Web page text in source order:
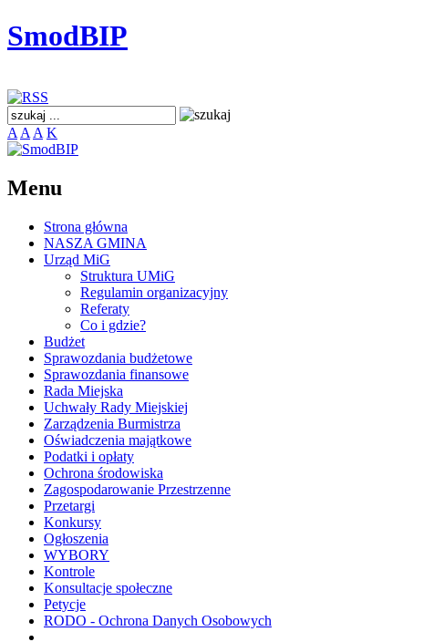
SmodBIP
A A A K
Menu
Strona główna
NASZA GMINA
Urząd MiG
Struktura UMiG
Regulamin organizacyjny
Referaty
Co i gdzie?
Budżet
Sprawozdania budżetowe
Sprawozdania finansowe
Rada Miejska
Uchwały Rady Miejskiej
Zarządzenia Burmistrza
Oświadczenia majątkowe
Podatki i opłaty
Ochrona środowiska
Zagospodarowanie Przestrzenne
Przetargi
Konkursy
Ogłoszenia
WYBORY
Kontrole
Konsultacje społeczne
Petycje
RODO - Ochrona Danych Osobowych